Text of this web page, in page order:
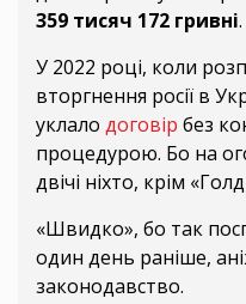
359 тисяч 172 гривні.
У 2022 році, коли
вторгнення росії в
уклало договір без
процедурою. Бо на
двічі ніхто, крім
«Швидко», бо так
один день раніше,
законодавство.